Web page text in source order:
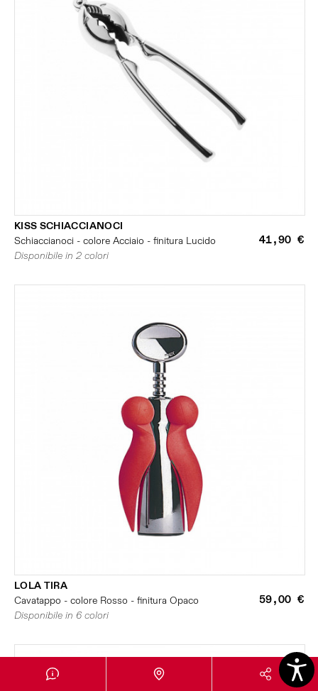
KISS SCHIACCIANOCI
Schiaccianoci - colore Acciaio - finitura Lucido
41,90 €
Disponibile in 2 colori
LOLA TIRA
Cavatappo - colore Rosso - finitura Opaco
59,00 €
Disponibile in 6 colori